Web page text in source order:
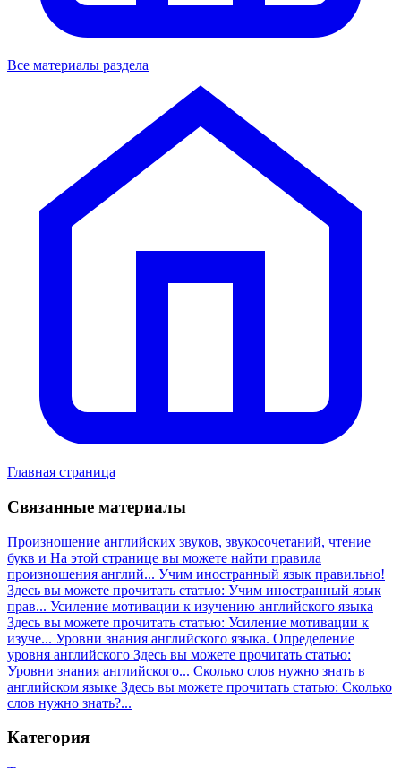
Все материалы раздела
Главная страница
Связанные материалы
Произношение английских звуков, звукосочетаний, чтение
букв и На этой странице вы можете найти правила
произношения англий... Учим иностранный язык правильно!
Здесь вы можете прочитать статью: Учим иностранный язык
прав... Усиление мотивации к изучению английского языка
Здесь вы можете прочитать статью: Усиление мотивации к
изуче... Уровни знания английского языка. Определение
уровня английского Здесь вы можете прочитать статью:
Уровни знания английского... Сколько слов нужно знать в
английском языке Здесь вы можете прочитать статью: Сколько
слов нужно знать?...
Категория